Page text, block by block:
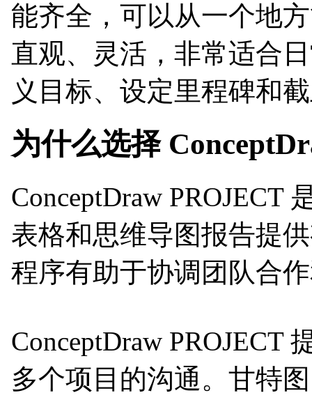
能齐全，可以从一个地
直观、灵活，非常适合
义目标、设定里程碑和
为什么选择
ConceptDraw
表格和思维导图报告提
程序有助于协调团队合
ConceptDraw
多个项目的沟通。甘特